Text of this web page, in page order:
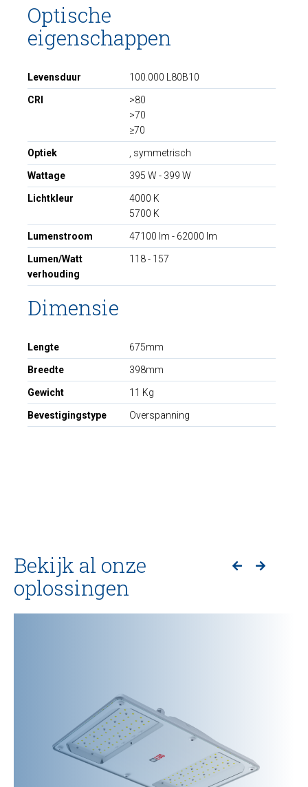
Optische
eigenschappen
Levensduur 100.000 L80B10
CRI
>80
>70
≥70
Optiek , symmetrisch
Wattage 395 W - 399 W
Lichtkleur
4000 K
5700 K
Lumenstroom 47100 lm - 62000 lm
Lumen/Watt
verhouding
118 - 157
Dimensie
Lengte 675mm
Breedte 398mm
Gewicht 11 Kg
Bevestigingstype Overspanning
Bekijk al onze
oplossingen